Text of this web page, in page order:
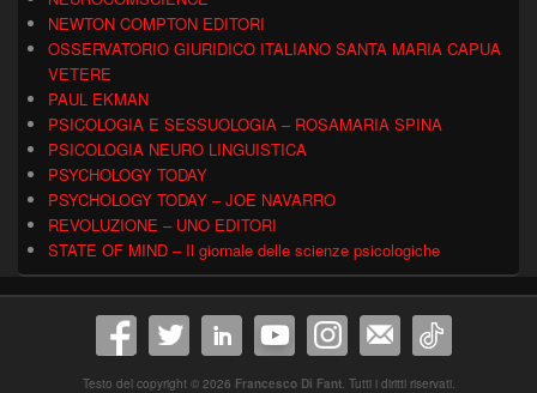
NEWTON COMPTON EDITORI
OSSERVATORIO GIURIDICO ITALIANO SANTA MARIA CAPUA
VETERE
PAUL EKMAN
PSICOLOGIA E SESSUOLOGIA – ROSAMARIA SPINA
PSICOLOGIA NEURO LINGUISTICA
PSYCHOLOGY TODAY
PSYCHOLOGY TODAY – JOE NAVARRO
REVOLUZIONE – UNO EDITORI
STATE OF MIND – Il giornale delle scienze psicologiche
Testo del copyright © 2026 Francesco Di Fant. Tutti i diritti riservati.